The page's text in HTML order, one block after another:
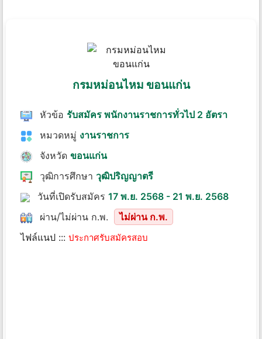
กรมหม่อนไหม ขอนแก่น
หัวข้อ รับสมัคร พนักงานราชการทั่วไป 2 อัตรา
หมวดหมู่ งานราชการ
จังหวัด ขอนแก่น
วุฒิการศึกษา วุฒิปริญญาตรี
วันที่เปิดรับสมัคร 17 พ.ย. 2568 - 21 พ.ย. 2568
ผ่าน/ไม่ผ่าน ก.พ.
ไม่ผ่าน ก.พ.
ไฟล์แนป ::: ประกาศรับสมัครสอบ